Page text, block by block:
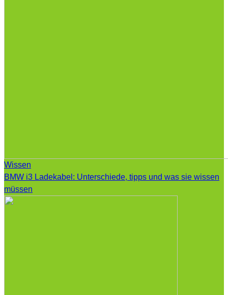
Wissen
BMW i3 Ladekabel: Unterschiede, tipps und was sie wissen
müssen